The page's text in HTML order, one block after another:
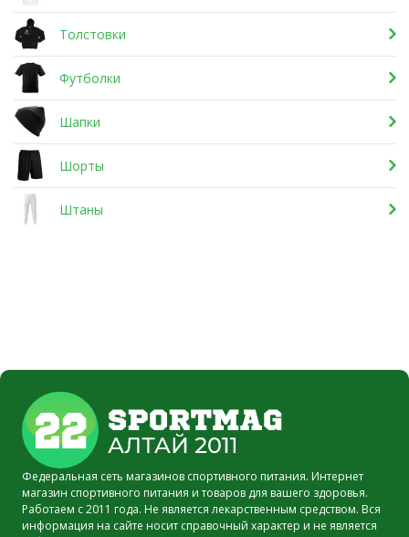
Толстовки
Футболки
Шапки
Шорты
Штаны
Федеральная сеть магазинов спортивного питания. Интернет
магазин спортивного питания и товаров для вашего здоровья.
Работаем с 2011 года. Не является лекарственным средством. Вся
информация на сайте носит справочный характер и не является